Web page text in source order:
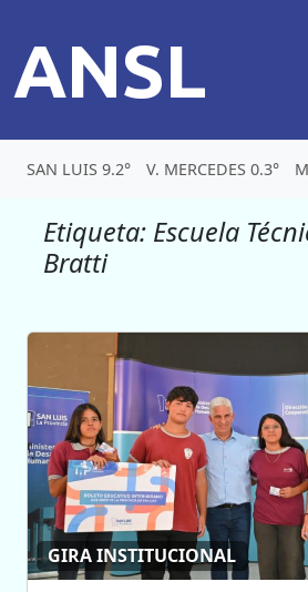
ANSL
SAN LUIS 9.2° V. MERCEDES 0.3°
Etiqueta: Escuela
Bratti
GIRA INSTITUCIONAL